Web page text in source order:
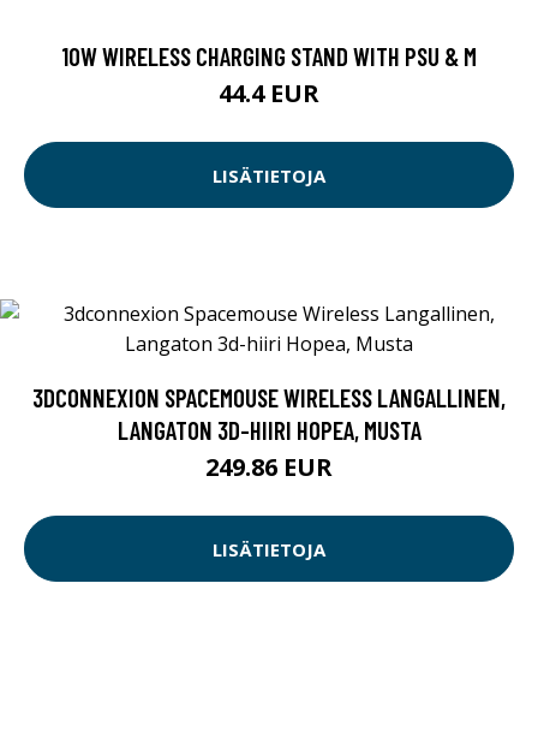
10W WIRELESS CHARGING STAND WITH PSU & M
44.4 EUR
LISÄTIETOJA
3DCONNEXION SPACEMOUSE WIRELESS LANGALLINEN,
LANGATON 3D-HIIRI HOPEA, MUSTA
249.86 EUR
LISÄTIETOJA